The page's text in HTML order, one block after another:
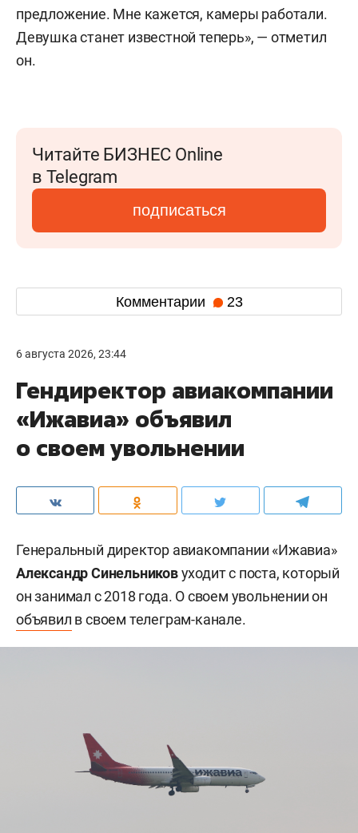
предложение. Мне кажется, камеры работали.
Девушка станет известной теперь», — отметил
он.
Читайте БИЗНЕС Online
в Telegram
подписаться
Комментарии 23
6 августа 2026, 23:44
Гендиректор авиакомпании
«Ижавиа» объявил
о своем увольнении
Генеральный директор авиакомпании «Ижавиа»
Александр Синельниковуходит с поста, который
он занимал с 2018 года. О своем увольнении он
объявил в своем телеграм-канале.